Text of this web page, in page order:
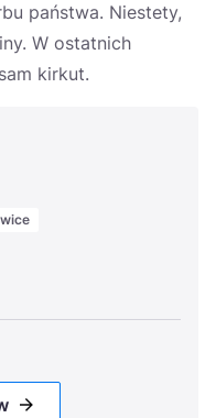
państwa. Niestety,
W ostatnich
kirkut.